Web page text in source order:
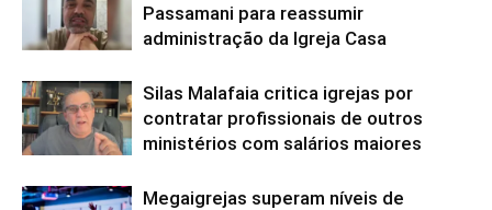
Passamani para reassumir
administração da Igreja Casa
Silas Malafaia critica igrejas por
contratar profissionais de outros
ministérios com salários maiores
Megaigrejas superam níveis de